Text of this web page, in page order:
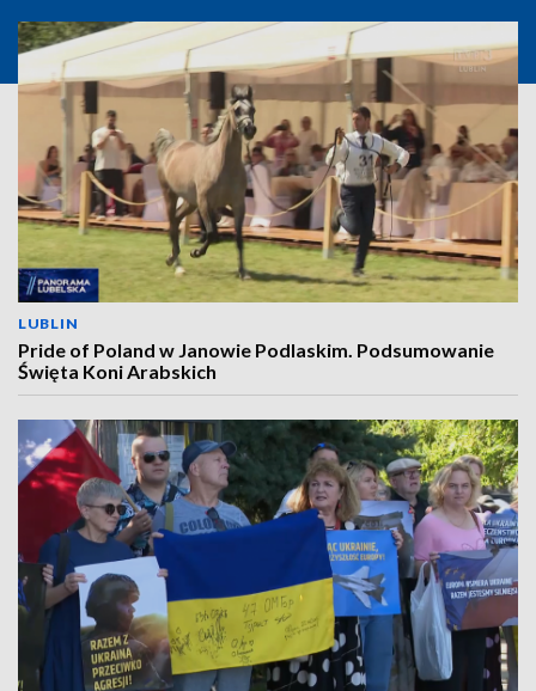
LUBLIN
Pride of Poland w Janowie Podlaskim. Podsumowanie
Święta Koni Arabskich